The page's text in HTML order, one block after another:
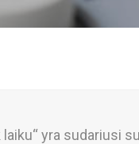
laiku“ yra sudariusi